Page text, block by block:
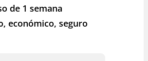
de 1 semana
económico, seguro